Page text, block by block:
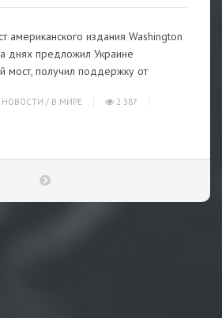
американского издания Washington
днях предложил Украине
мост, получил поддержку от
НОВОСТИ / В МИРЕ
2 387